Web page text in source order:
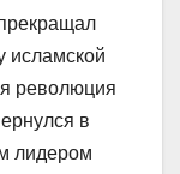
исламской
революция
в
лидером